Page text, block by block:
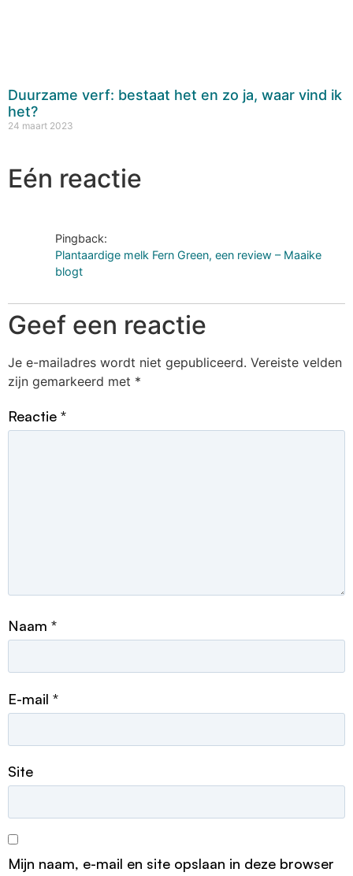
Duurzame verf: bestaat het en zo ja, waar vind ik
het?
24 maart 2023
Eén reactie
Pingback:
Plantaardige melk Fern Green, een review – Maaike
blogt
Geef een reactie
Je e-mailadres wordt niet gepubliceerd. Vereiste velden
zijn gemarkeerd met *
Reactie *
Naam *
E-mail *
Site
Mijn naam, e-mail en site opslaan in deze browser